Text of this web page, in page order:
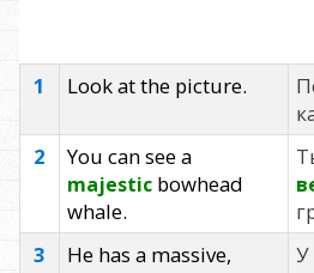
1 Look at the picture.
2
You can see a
majestic bowhead
whale.
3
He has a massive,
У